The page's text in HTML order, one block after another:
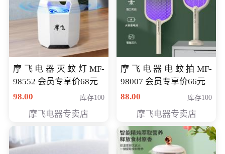
摩飞电器灭蚊灯MF-
98552 会员专享价68元
98.00
库存100
摩飞电器专卖店
摩飞电器电蚊拍MF-
98007 会员专享价66元
88.00
库存100
摩飞电器专卖店